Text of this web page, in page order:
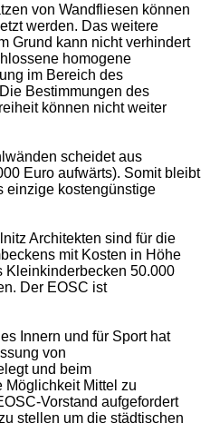
von Wandfliesen können
werden. Das weitere
Grund kann nicht verhindert
homogene
im Bereich des
Bestimmungen des
können nicht weiter
scheidet aus
Euro aufwärts). Somit bleibt
einzige kostengünstige
Architekten sind für die
mit Kosten in Höhe
Kleinkinderbecken 50.000
Der EOSC ist
Innern und für Sport hat
von
und beim
Möglichkeit Mittel zu
Vorstand aufgefordert
stellen um die städtischen